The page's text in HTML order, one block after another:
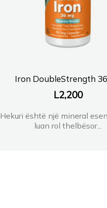
Iron DoubleStrength
L2,200
Hekuri është një mineral
luan rol thelbësor...